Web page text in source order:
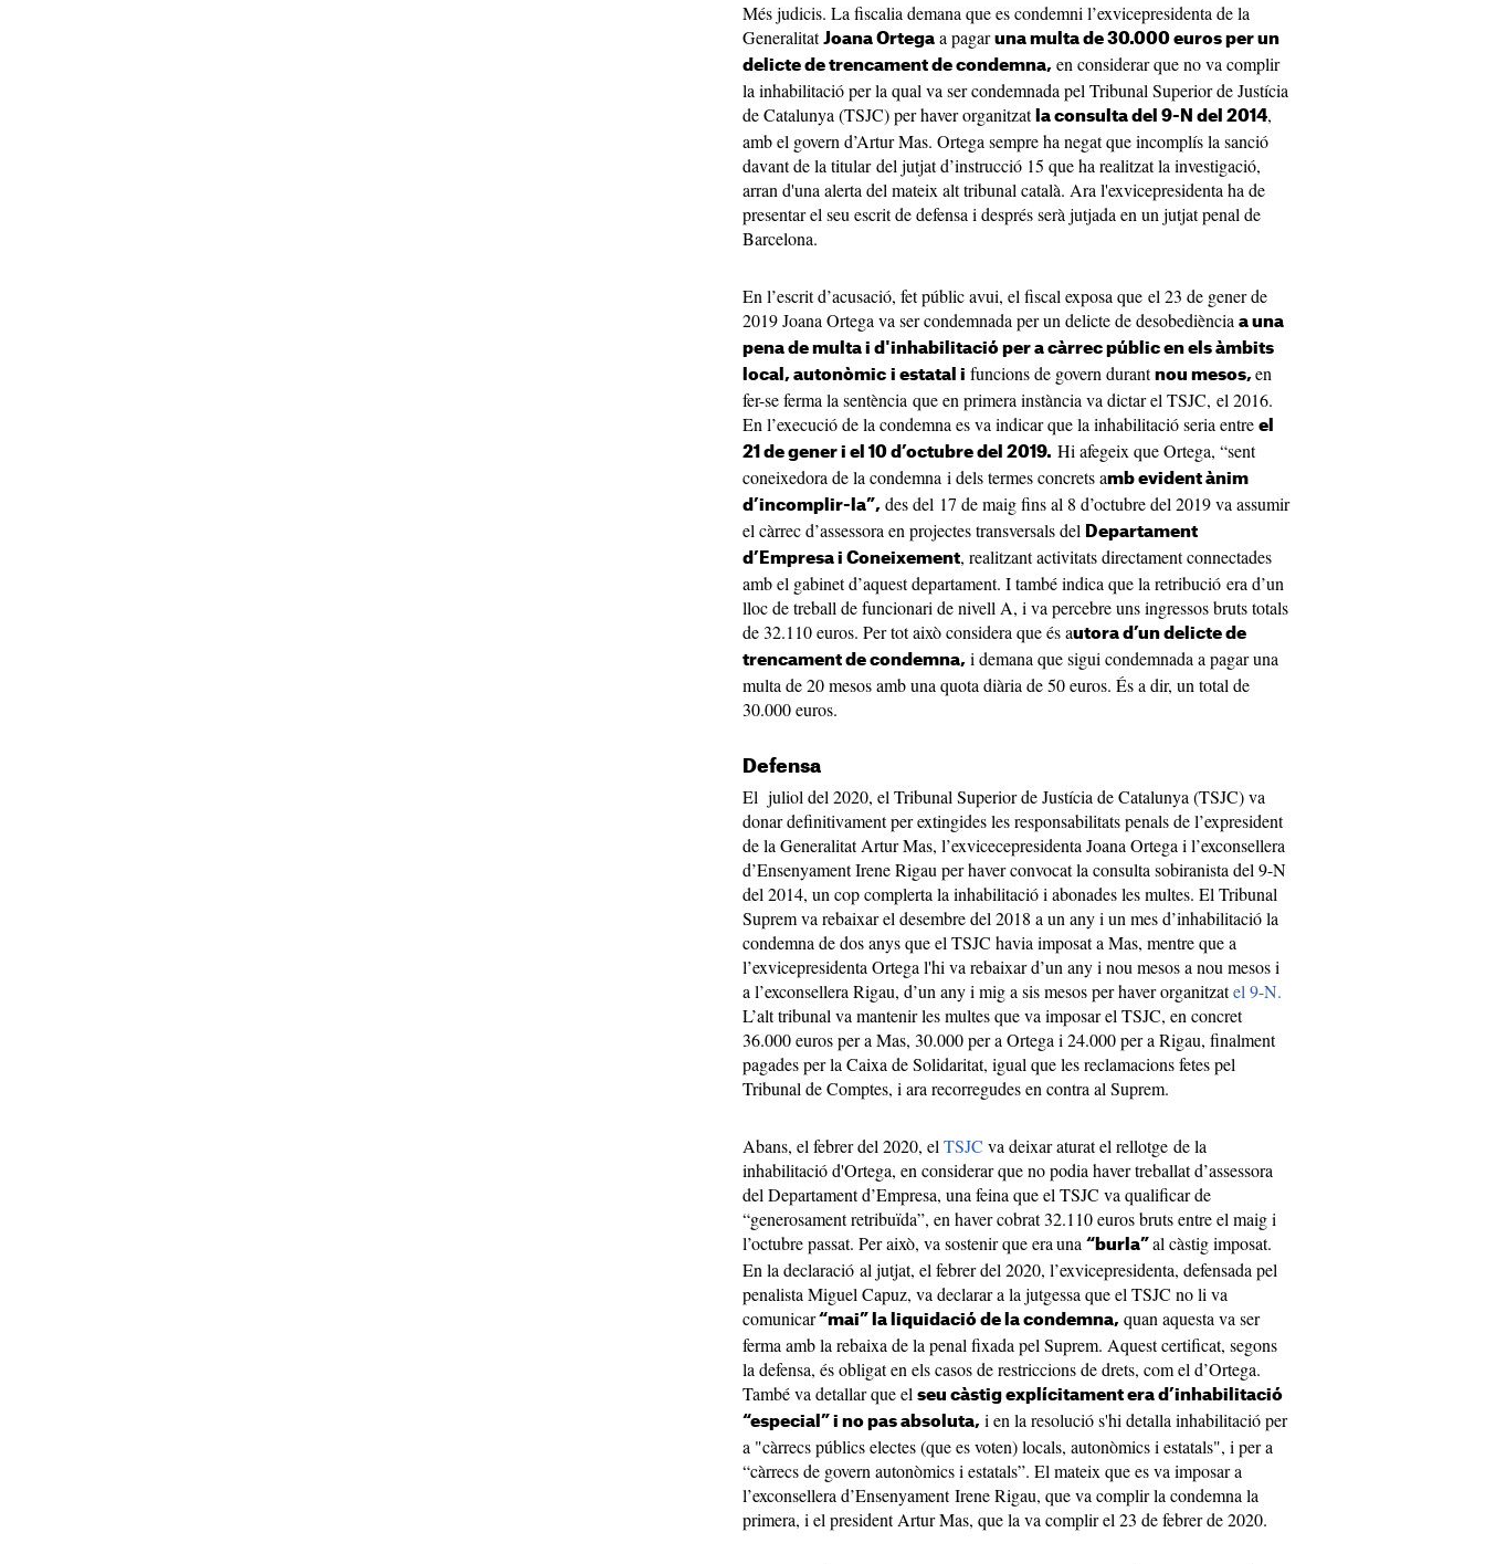
Més judicis. La fiscalia demana que es condemni l’exvicepresidenta de la
Generalitat Joana Ortega a pagar una multa de 30.000 euros per un
delicte de trencament de condemna, en considerar que no va complir
la inhabilitació per la qual va ser condemnada pel Tribunal Superior de Justícia
de Catalunya (TSJC) per haver organitzat la consulta del 9-N del 2014,
amb el govern d’Artur Mas. Ortega sempre ha negat que incomplís la sanció
davant de la titular del jutjat d’instrucció 15 que ha realitzat la investigació,
arran d'una alerta del mateix alt tribunal català. Ara l'exvicepresidenta ha de
presentar el seu escrit de defensa i després serà jutjada en un jutjat penal de
Barcelona.
En l’escrit d’acusació, fet públic avui, el fiscal exposa que el 23 de gener de
2019 Joana Ortega va ser condemnada per un delicte de desobediència a una
pena de multa i d'inhabilitació per a càrrec públic en els àmbits
local, autonòmic i estatal i funcions de govern durant nou mesos, en
fer-se ferma la sentència que en primera instància va dictar el TSJC, el 2016.
En l’execució de la condemna es va indicar que la inhabilitació seria entre el
21 de gener i el 10 d’octubre del 2019. Hi afegeix que Ortega, “sent
coneixedora de la condemna i dels termes concrets amb evident ànim
d’incomplir-la”, des del 17 de maig fins al 8 d’octubre del 2019 va assumir
el càrrec d’assessora en projectes transversals del Departament
d’Empresa i Coneixement, realitzant activitats directament connectades
amb el gabinet d’aquest departament. I també indica que la retribució era d’un
lloc de treball de funcionari de nivell A, i va percebre uns ingressos bruts totals
de 32.110 euros. Per tot això considera que és autora d’un delicte de
trencament de condemna, i demana que sigui condemnada a pagar una
multa de 20 mesos amb una quota diària de 50 euros. És a dir, un total de
30.000 euros.
Defensa
El juliol del 2020, el Tribunal Superior de Justícia de Catalunya (TSJC) va
donar definitivament per extingides les responsabilitats penals de l’expresident
de la Generalitat Artur Mas, l’exvicecepresidenta Joana Ortega i l’exconsellera
d’Ensenyament Irene Rigau per haver convocat la consulta sobiranista del 9-N
del 2014, un cop complerta la inhabilitació i abonades les multes. El Tribunal
Suprem va rebaixar el desembre del 2018 a un any i un mes d’inhabilitació la
condemna de dos anys que el TSJC havia imposat a Mas, mentre que a
l’exvicepresidenta Ortega l'hi va rebaixar d’un any i nou mesos a nou mesos i
a l’exconsellera Rigau, d’un any i mig a sis mesos per haver organitzatel 9-N.
L’alt tribunal va mantenir les multes que va imposar el TSJC, en concret
36.000 euros per a Mas, 30.000 per a Ortega i 24.000 per a Rigau, finalment
pagades per la Caixa de Solidaritat, igual que les reclamacions fetes pel
Tribunal de Comptes, i ara recorregudes en contra al Suprem.
Abans, el febrer del 2020, el TSJC va deixar aturat el rellotge de la
inhabilitació d'Ortega, en considerar que no podia haver treballat d’assessora
del Departament d’Empresa, una feina que el TSJC va qualificar de
“generosament retribuïda”, en haver cobrat 32.110 euros bruts entre el maig i
l’octubre passat. Per això, va sostenir que erauna “burla” al càstig imposat.
En la declaració al jutjat, el febrer del 2020, l’exvicepresidenta, defensada pel
penalista Miguel Capuz, va declarar a la jutgessa que el TSJC no li va
comunicar“mai” la liquidació de la condemna, quan aquesta va ser
ferma amb la rebaixa de la penal fixada pel Suprem. Aquest certificat, segons
la defensa, és obligat en els casos de restriccions de drets, com el d’Ortega.
També va detallar que el seu càstig explícitament era d’inhabilitació
“especial” i no pas absoluta, i en la resolució s'hi detalla inhabilitació per
a "càrrecs públics electes (que es voten) locals, autonòmics i estatals", i per a
“càrrecs de govern autonòmics i estatals”. El mateix que es va imposar a
l’exconsellera d’Ensenyament Irene Rigau, que va complir la condemna la
primera, i el president Artur Mas, que la va complir el 23 de febrer de 2020.